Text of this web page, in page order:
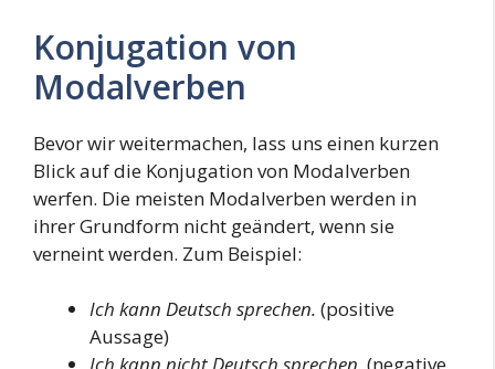
Konjugation von
Modalverben
Bevor wir weitermachen, lass uns einen kurzen
Blick auf die Konjugation von Modalverben
werfen. Die meisten Modalverben werden in
ihrer Grundform nicht geändert, wenn sie
verneint werden. Zum Beispiel:
Ich kann Deutsch sprechen. (positive
Aussage)